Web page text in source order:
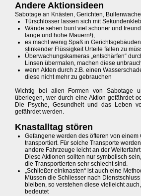
Andere Aktionsideen
Sabotage an Knästen, Gerichten,
Türschlösser lassen sich mit
Wände sehen bunt viel schöner und
lange und hohe Mauern!),
es macht wenig Spaß in
stinkender Flüssigkeit Urteile fällen zu
Überwachungskameras „entschärfen“
Linsen übermalen, machen diese
wenn Akten durch z.B. einen
diese nicht mehr zu gebrauchen
Wichtig bei allen Formen von Sabotage
überlegen, wer durch eine Aktion gefährdet
Die Psyche, Gesundheit und das Leben
gefährdet werden.
Knastalltag stören
Gefangene werden des öfteren von einem
transportiert. Für solche Transporte
andere Fahrzeuge leicht an der
Diese Aktionen sollten nur symbolisch
die Transportierten sehr schlecht sind.
„Schließer einknasten“ ist auch eine
Müssen die Schliesser nach
bleiben, so verstehen diese vielleicht
bedeutet